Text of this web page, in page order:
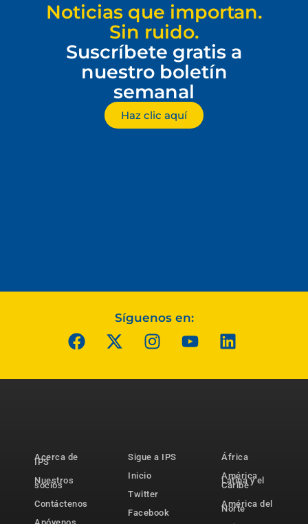
Noticias que importan.
Sin ruido.
Suscríbete gratis a
nuestro boletín
semanal
Haz clic aquí
Síguenos en:
Acerca de
IPS
Nuestros
socios
Contáctenos
Sigue a IPS
Inicio
Twitter
Facebook
África
América
Latina y el
Caribe
América del
Norte